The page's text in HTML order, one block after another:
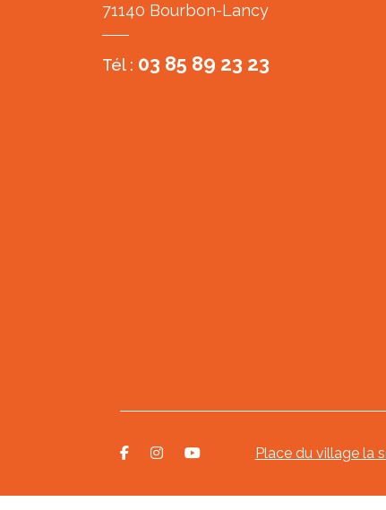
71140 Bourbon-Lancy
Tél : 03 85 89 23 23
Place du village la